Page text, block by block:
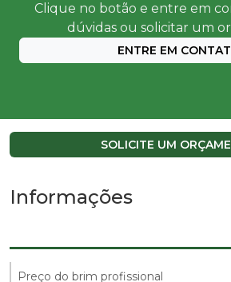
Clique no botão e entre em
dúvidas ou solicitar um
ENTRE EM
SOLICITE UM
Informações
Preço do brim profissional